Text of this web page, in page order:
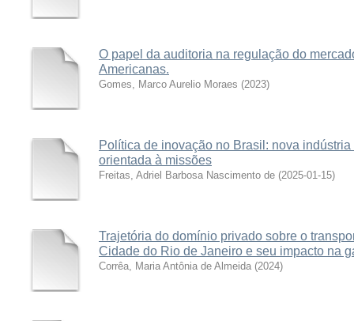
O papel da auditoria na regulação do
Americanas.
Gomes, Marco Aurelio Moraes (2023)
Política de inovação no Brasil: nova
orientada à missões
Freitas, Adriel Barbosa Nascimento de (2025-01-15)
Trajetória do domínio privado sobre o
Cidade do Rio de Janeiro e seu impacto na
Corrêa, Maria Antônia de Almeida (2024)